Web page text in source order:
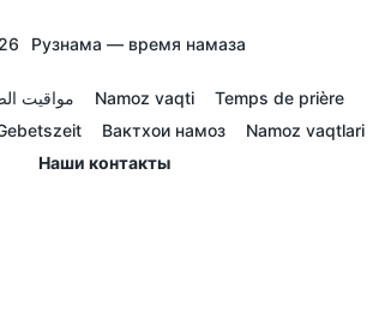
Рузнама — время намаза
مواقيت Namoz vaqti
Temps de prière
Вактхои намоз
Namoz vaqtlari
Наши контакты